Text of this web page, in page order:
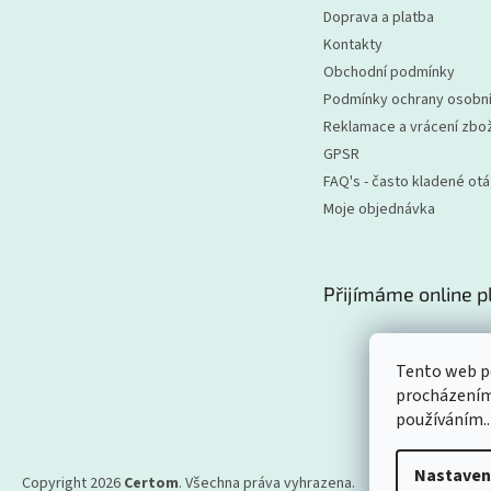
Tento web
Doprava a platba
Kontakty
Obchodní podmínky
Podmínky ochrany
Reklamace a vrácení
GPSR
FAQ's - často kladené
Moje objednávka
Přijímáme online
Copyright 2026 Certom. Všechna práva vyhrazena.